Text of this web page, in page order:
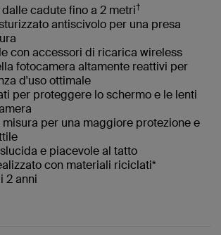
cadute fino a 2 metri†
antiscivolo per una presa
con accessori di ricarica wireless
fotocamera altamente reattivi per
d'uso ottimale
per proteggere lo schermo e le lenti
misura per una maggiore protezione e
e piacevole al tatto
con materiali riciclati*
2 anni